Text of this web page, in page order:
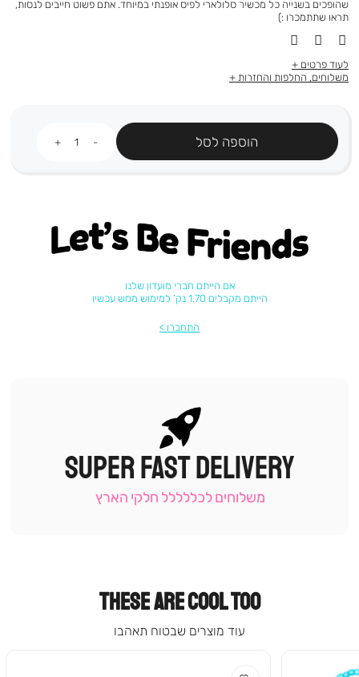
שהופכים בשנייה כל מכשיר סלולארי לפיס אופנתי במיוחד. אתם פשוט חייבים לנסות,
תראו שתתמכרו :)
לעוד פרטים
משלוחים, החלפות והחזרות
הוספה לסל
Let's be friends
אם הייתם חברי מועדון שלנו
הייתם מקבלים 1.70 נק' למימוש ממש עכשיו
התחברו
|
תומכי
-
SUPER FAST DELIVERY
משלוחים לכללללל חלקי הארץ
THESE ARE COOL TOO
עוד מוצרים שבטוח תאהבו